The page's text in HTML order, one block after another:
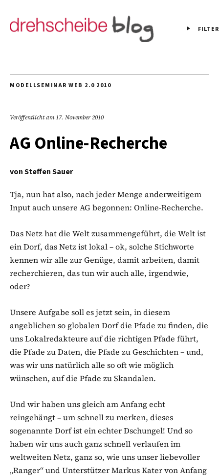
FILTER
MODELLSEMINAR WEB 2.0 2010
Veröffentlicht am17. November 2010
AG Online-Recherche
vonSteffen Sauer
Tja, nun hat also, nach jeder Menge anderweitigem
Input auch unsere AG begonnen: Online-Recherche.
Das Netz hat die Welt zusammengeführt, die Welt ist
ein Dorf, das Netz ist lokal – ok, solche Stichworte
kennen wir alle zur Genüge, damit arbeiten, damit
recherchieren, das tun wir auch alle, irgendwie,
oder?
Unsere Aufgabe soll es jetzt sein, in diesem
angeblichen so globalen Dorf die Pfade zu finden, die
uns Lokalredakteure auf die richtigen Pfade führt,
die Pfade zu Daten, die Pfade zu Geschichten – und,
was wir uns natürlich alle so oft wie möglich
wünschen, auf die Pfade zu Skandalen.
Und wir haben uns gleich am Anfang echt
reingehängt – um schnell zu merken, dieses
sogenannte Dorf ist ein echter Dschungel! Und so
haben wir uns auch ganz schnell verlaufen im
weltweiten Netz, ganz so, wie uns unser liebevoller
„Ranger“ und Unterstützer Markus Kater von Anfang